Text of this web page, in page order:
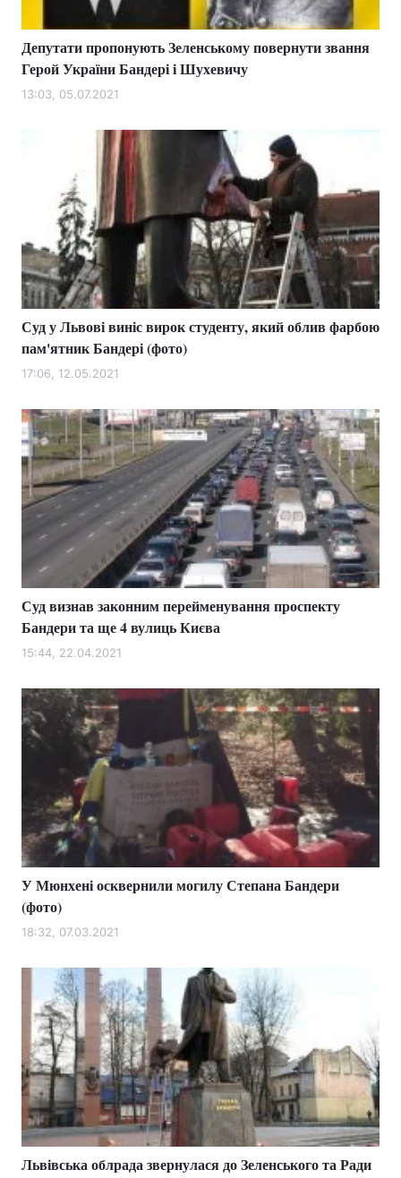
Депутати пропонують Зеленському повернути звання
Герой України Бандері і Шухевичу
13:03, 05.07.2021
Суд у Львові виніс вирок студенту, який облив фарбою
пам'ятник Бандері (фото)
17:06, 12.05.2021
Суд визнав законним перейменування проспекту
Бандери та ще 4 вулиць Києва
15:44, 22.04.2021
У Мюнхені осквернили могилу Степана Бандери
(фото)
18:32, 07.03.2021
Львівська облрада звернулася до Зеленського та Ради